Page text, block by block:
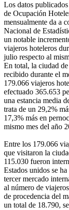
Los datos
de Ocupación
mensualmente da a
Nacional de
un notable
viajeros hoteleros
julio respecto al
En total, la ciudad
recibido durante el
179.066 viajeros
efectuado 365.653
una estancia media
trata de un 29,2%
17,3% más en
mismo mes del año
Entre los 179.066
que visitaron la
115.030 fueron
Estados unidos se
tercer mercado
al número de
de procedencia del
un total de 18.790,